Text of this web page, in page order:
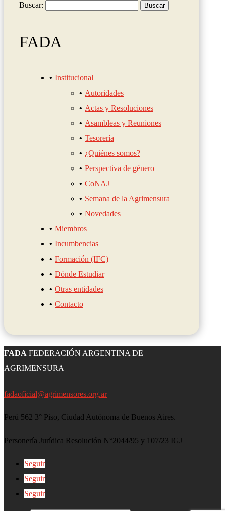
Buscar:
FADA
Institucional
Autoridades
Actas y Resoluciones
Asambleas y Reuniones
Tesorería
¿Quiénes somos?
Perspectiva de género
CoNAJ
Semana de la Agrimensura
Novedades
Miembros
Incumbencias
Formación (IFC)
Dónde Estudiar
Otras entidades
Contacto
FADA FEDERACIÓN ARGENTINA DE
AGRIMENSURA
fadaoficial@agrimensores.org.ar
Perú 562 3° Piso, Ciudad Autónoma de Buenos Aires.
Personería Jurídica Resolución N°2044/95 y 107/23 IGJ
Seguir
Seguir
Seguir